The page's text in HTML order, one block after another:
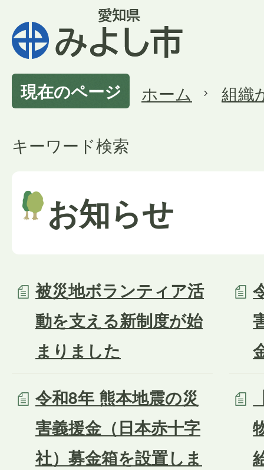
現在のページ ホーム 組織
キーワード検索
お知らせ
被災地ボランティア活
動を支える新制度が始
まりました
令和8年 熊本地震の災
害義援金（日本赤十字
社）募金箱を設置しま